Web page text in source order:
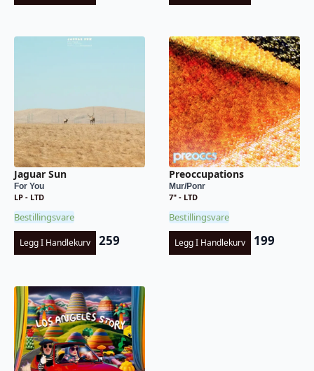
Jaguar Sun
For You
LP - LTD
Bestillingsvare
Legg I Handlekurv 259
Preoccupations
Mur/Ponr
7" - LTD
Bestillingsvare
Legg I Handlekurv 199